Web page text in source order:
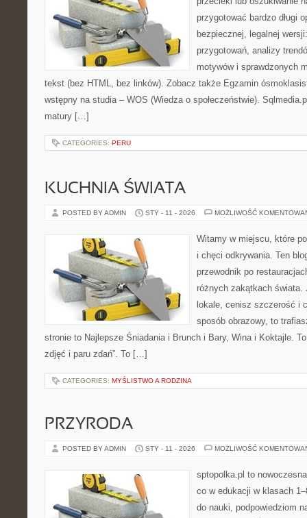
przygotować bardzo długi
bezpiecznej, legalnej
przygotowań, analizy
motywów i sprawdzonych
tekst (bez HTML, bez linków). Zobacz także Egzamin
wstępny na studia – WOS (Wiedza o społeczeństwie).
matury […]
CATEGORIES: PERU
KUCHNIA ŚWIATA
POSTED BY ADMIN STY - 11 - 2026 MOŻLIWOŚĆ
Witamy w miejscu, które
i chęci odkrywania. Ten
przewodnik po
różnych zakątkach
lokale, cenisz szczerość i
sposób obrazowy, to
stronie to Najlepsze Śniadania i Brunch i Bary, Wina i Koktajle.
zdjęć i paru zdań”. To […]
CATEGORIES: MYŚLISTWO A RODZINA
PRZYRODA
POSTED BY ADMIN STY - 11 - 2026 MOŻLIWOŚĆ
sptopolka.pl to
co w edukacji w klasach
do nauki, podpowiedziom